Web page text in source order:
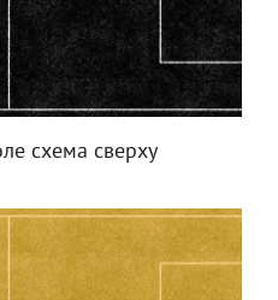
схема сверху